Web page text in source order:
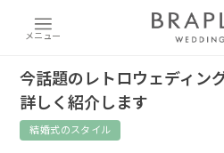
メニュー
今話題のレトロウェディン
詳しく紹介します
結婚式のスタイル